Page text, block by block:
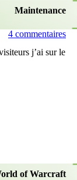
Maintenance
4 commentaires
j’ai sur le
of Warcraft